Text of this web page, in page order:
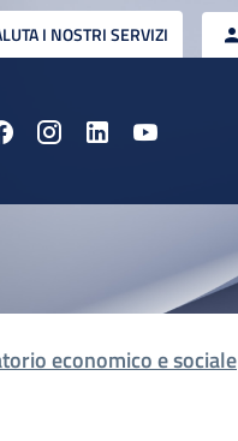
I NOSTRI SERVIZI
economico e sociale